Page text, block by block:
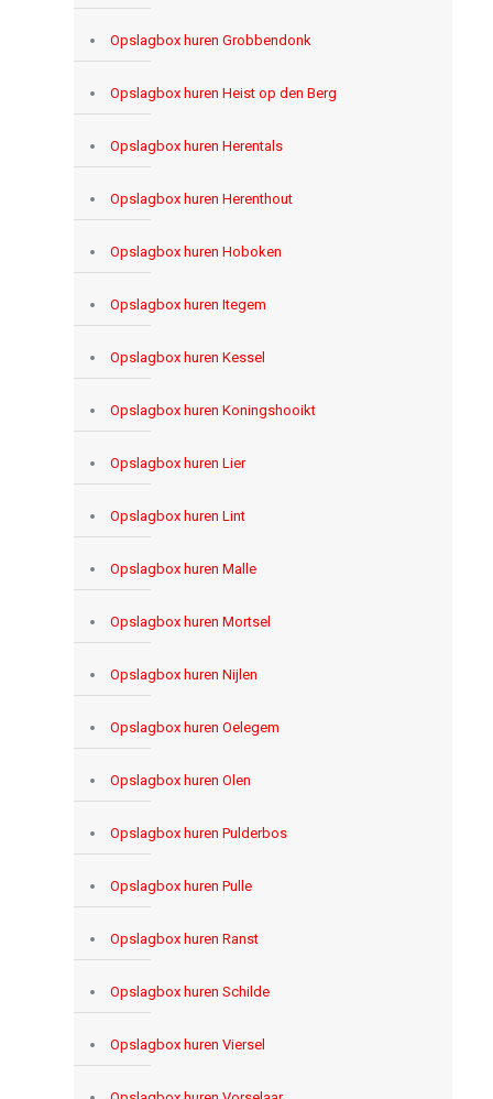
Opslagbox huren Grobbendonk
Opslagbox huren Heist op den Berg
Opslagbox huren Herentals
Opslagbox huren Herenthout
Opslagbox huren Hoboken
Opslagbox huren Itegem
Opslagbox huren Kessel
Opslagbox huren Koningshooikt
Opslagbox huren Lier
Opslagbox huren Lint
Opslagbox huren Malle
Opslagbox huren Mortsel
Opslagbox huren Nijlen
Opslagbox huren Oelegem
Opslagbox huren Olen
Opslagbox huren Pulderbos
Opslagbox huren Pulle
Opslagbox huren Ranst
Opslagbox huren Schilde
Opslagbox huren Viersel